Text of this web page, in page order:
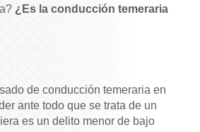
¿Es la conducción temeraria
de conducción temeraria en
ante todo que se trata de un
es un delito menor de bajo